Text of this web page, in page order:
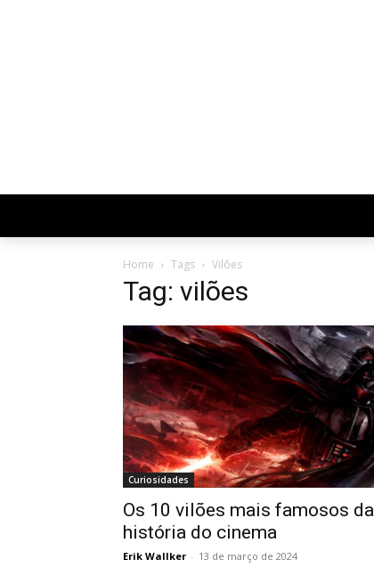
Home Tags Vilões
Tag: vilões
Curiosidades
Os 10 vilões mais famosos da
história do cinema
Erik Wallker - 13 de março de 2024